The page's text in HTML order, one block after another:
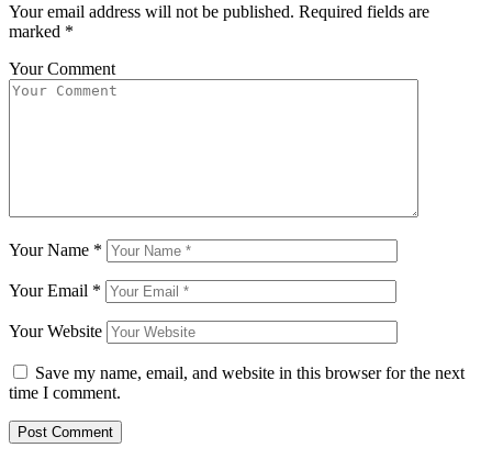
Your email address will not be published. Required fields are
marked *
Your Comment
Your Name *
Your Email *
Your Website
Save my name, email, and website in this browser for the next
time I comment.